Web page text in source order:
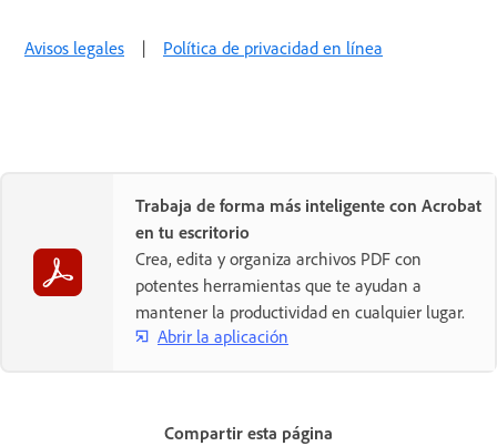
Avisos legales | Política de privacidad en línea
Trabaja de forma más inteligente con Acrobat
en tu escritorio
Crea, edita y organiza archivos PDF con
potentes herramientas que te ayudan a
mantener la productividad en cualquier lugar.
Abrir la aplicación
Compartir esta página